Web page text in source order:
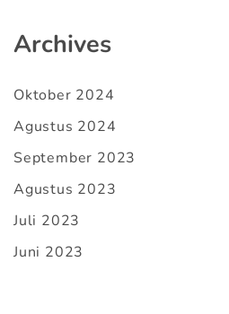
Archives
Oktober 2024
Agustus 2024
September 2023
Agustus 2023
Juli 2023
Juni 2023